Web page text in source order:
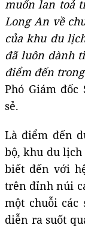
muốn lan toả
Long An về
của khu du
đã luôn dành
điểm đến
Phó Giám
sẻ.
Là điểm đến
bộ, khu du
biết đến với
trên đỉnh núi
một chuỗi
diễn ra suốt